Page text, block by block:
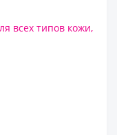
всех типов кожи,